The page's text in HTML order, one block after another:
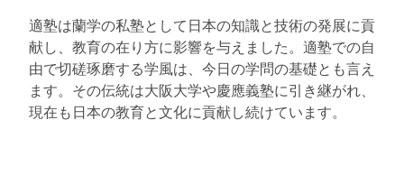
適塾は蘭学の私塾として日本の知識と技術の発展に貢
献し、教育の在り方に影響を与えました。適塾での自
由で切磋琢磨する学風は、今日の学問の基礎とも言え
ます。その伝統は大阪大学や慶應義塾に引き継がれ、
現在も日本の教育と文化に貢献し続けています。